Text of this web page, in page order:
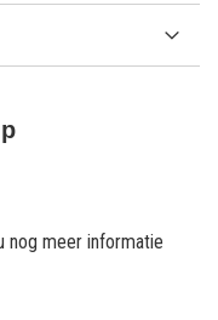
nog meer informatie